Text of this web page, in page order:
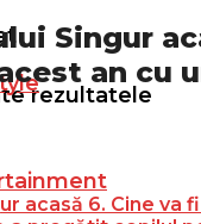
rezultatele
Singur
an cu